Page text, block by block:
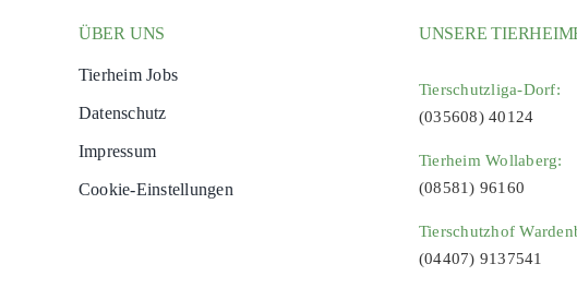
ÜBER UNS
Tierheim Jobs
Datenschutz
Impressum
Cookie-Einstellungen
UNSERE
Tierschutzliga-Dorf:
(035608) 40124
Tierheim Wollaberg:
(08581) 96160
Tierschutzhof
(04407) 9137541